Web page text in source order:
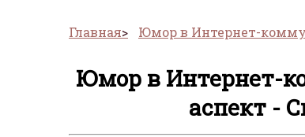
Главная Юмор в Интернет-
Юмор в Интернет-
аспект -